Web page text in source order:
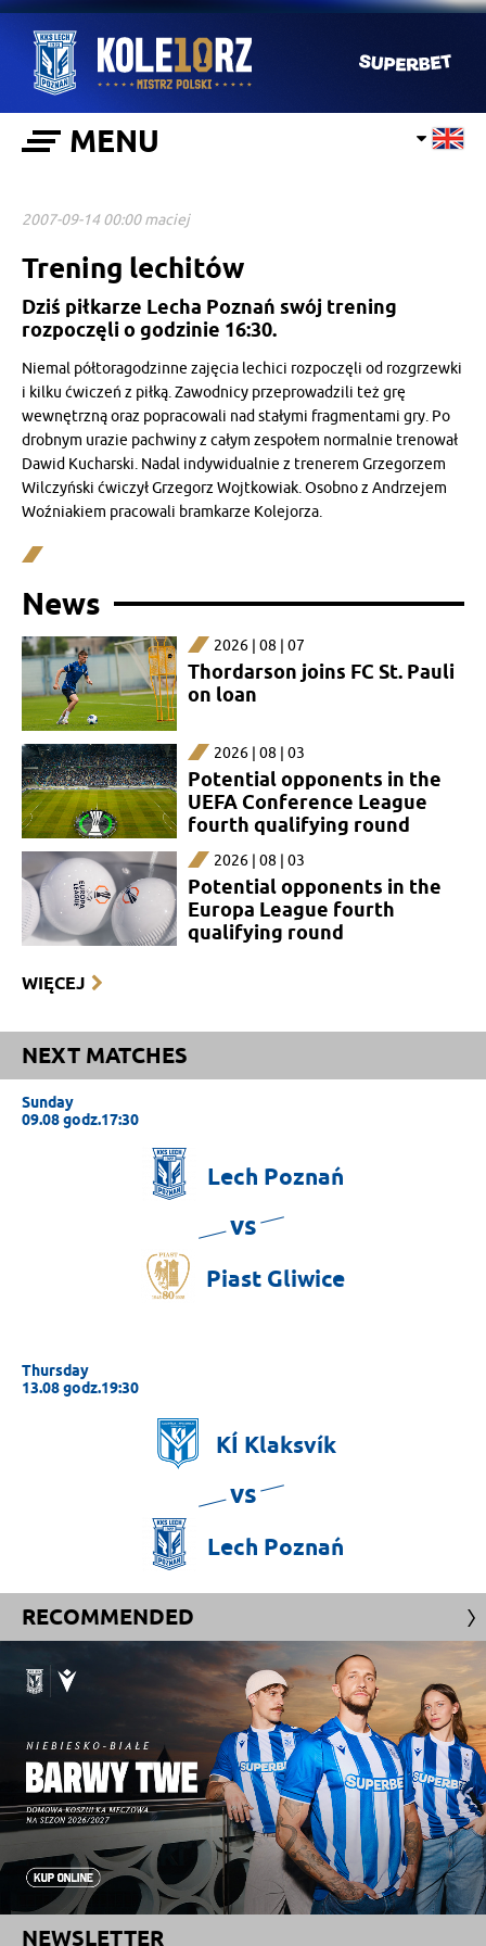
MENU
2007-09-14 00:00 maciej
Trening lechitów
Dziś piłkarze Lecha Poznań swój trening
rozpoczęli o godzinie 16:30.
Niemal półtoragodzinne zajęcia lechici rozpoczęli od rozgrzewki
i kilku ćwiczeń z piłką. Zawodnicy przeprowadzili też grę
wewnętrzną oraz popracowali nad stałymi fragmentami gry. Po
drobnym urazie pachwiny z całym zespołem normalnie trenował
Dawid Kucharski. Nadal indywidualnie z trenerem Grzegorzem
Wilczyński ćwiczył Grzegorz Wojtkowiak. Osobno z Andrzejem
Woźniakiem pracowali bramkarze Kolejorza.
News
2026 | 08 | 07
Thordarson joins FC St. Pauli
on loan
2026 | 08 | 03
Potential opponents in the
UEFA Conference League
fourth qualifying round
2026 | 08 | 03
Potential opponents in the
Europa League fourth
qualifying round
WIĘCEJ
NEXT MATCHES
Sunday
09.08 godz.17:30
Lech Poznań
vs
Piast Gliwice
Thursday
13.08 godz.19:30
KÍ Klaksvík
vs
Lech Poznań
RECOMMENDED
NEWSLETTER